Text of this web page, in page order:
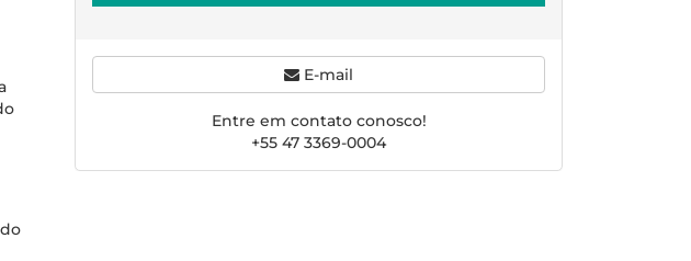
E-mail
Entre em contato conosco!
+55 47 3369-0004